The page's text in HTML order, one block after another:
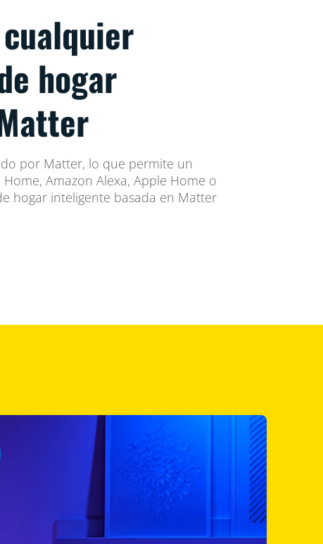
hogar
por Matter, lo que permite un
Amazon Alexa, Apple Home o
hogar inteligente basada en Matter